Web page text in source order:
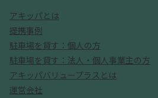
アキッパとは
提携事例
駐車場を貸す：個人の方
駐車場を貸す：法人・個人事業主の方
アキッパバリュープラスとは
運営会社